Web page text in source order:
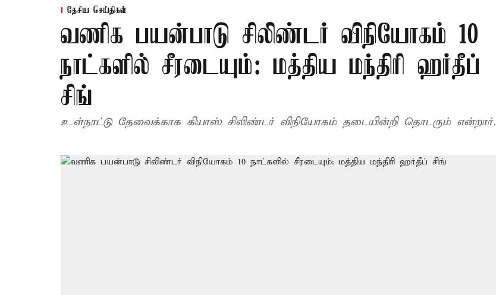
தேசிய செய்திகள்
வணிக பயன்பாடு சிலிண்டர் விநியோகம் 10
நாட்களில் சீரடையும்: மத்திய மந்திரி ஹர்தீப்
சிங்
உள்நாட்டு தேவைக்காக கியாஸ் சிலிண்டர் விநியோகம் தடையின்றி தொடரும் என்றார்.